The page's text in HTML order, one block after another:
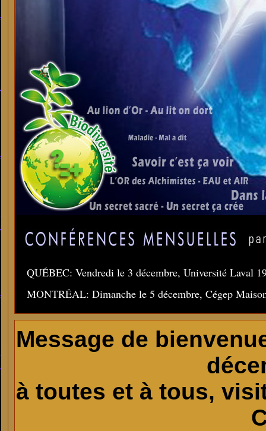
QUÉBEC: Vendredi le 3 décembre, Université Laval
MONTRÉAL: Dimanche le 5 décembre, Cégep
Message de
à toutes et à tous,